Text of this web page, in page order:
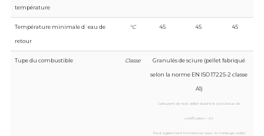
température
Température minimale d`eau de
retour
°C 45 45 45
Tupe du combustible Classe Granulés de sciure (pellet fabriqué
selon la norme EN ISO 17225-2 classe
A1)
Carburant de test utilisé durant le processus de
certification - A1.
Peut également fonctionner avec le mélange pellet